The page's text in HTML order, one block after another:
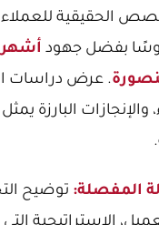
الحقيقية للعملاء
بفضل جهود
. عرض دراسات
البارزة
المفصلة: توضيح